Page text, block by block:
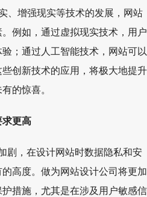
、增强现实等技术的发展，网站
例如，通过虚拟现实技术，用户
；通过人工智能技术，网站可以
创新技术的应用，将极大地提升
的惊喜。
更高
剧，在设计网站时数据隐私和安
高度。做为网站设计公司将更加
措施，尤其是在涉及用户敏感信